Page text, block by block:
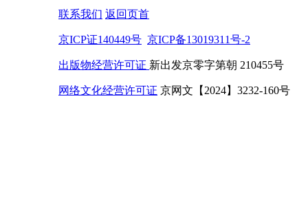
联系我们 返回页首
京ICP证140449号 京ICP备13019311号-2
出版物经营许可证 新出发京零字第朝 210455号
网络文化经营许可证 京网文【2024】3232-160号